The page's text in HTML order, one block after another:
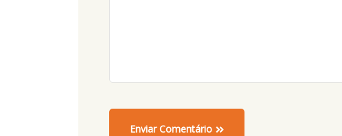
Enviar Comentário